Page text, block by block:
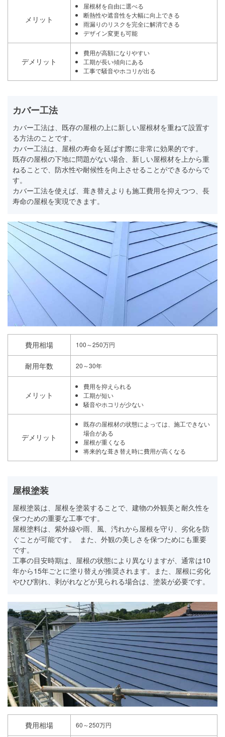
メリット
屋根材を自由に選べる
断熱性や遮音性を大幅に向上できる
雨漏りのリスクを完全に解消できる
デザイン変更も可能
デメリット
費用が高額になりやすい
工期が長い傾向にある
工事で騒音やホコリが出る
カバー工法
カバー工法は、既存の屋根の上に新しい屋根材を重ねて設置す
る方法のことです。
カバー工法は、屋根の寿命を延ばす際に非常に効果的です。
既存の屋根の下地に問題がない場合、新しい屋根材を上から重
ねることで、防水性や耐候性を向上させることができるからで
す。
カバー工法を使えば、葺き替えよりも施工費用を抑えつつ、長
寿命の屋根を実現できます。
費用相場 100～250万円
耐用年数 20～30年
メリット
費用を抑えられる
工期が短い
騒音やホコリが少ない
デメリット
既存の屋根材の状態によっては、施工できない
場合がある
屋根が重くなる
将来的な葺き替え時に費用が高くなる
屋根塗装
屋根塗装は、屋根を塗装することで、建物の外観美と耐久性を
保つための重要な工事です。
屋根塗料は、紫外線や雨、風、汚れから屋根を守り、劣化を防
ぐことが可能です。 また、外観の美しさを保つためにも重要
です。
工事の目安時期は、屋根の状態により異なりますが、通常は10
年から15年ごとに塗り替えが推奨されます。また、屋根に劣化
やひび割れ、剥がれなどが見られる場合は、塗装が必要です。
費用相場 60～250万円